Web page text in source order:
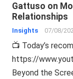
Gattuso on
Relationships
Insights 07/08/
📺 Today’s
https://
Beyond the